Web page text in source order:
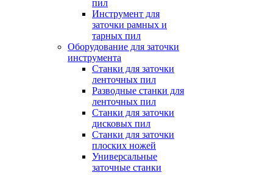
пил
Инструмент для
заточки рамных и
тарных пил
Оборудование для заточки
инструмента
Станки для заточки
ленточных пил
Разводные станки для
ленточных пил
Станки для заточки
дисковых пил
Станки для заточки
плоских ножей
Универсальные
заточные станки